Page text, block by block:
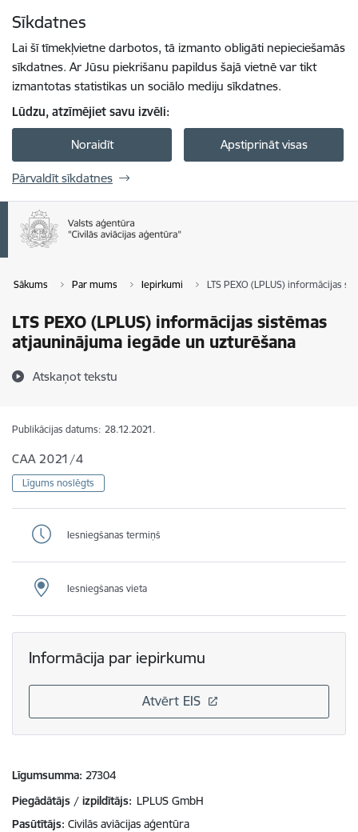
Sīkdatnes
Lai šī tīmekļvietne darbotos, tā izmanto obligāti nepieciešamās
sīkdatnes. Ar Jūsu piekrišanu papildus šajā vietnē var tikt
izmantotas statistikas un sociālo mediju sīkdatnes.
Lūdzu, atzīmējiet savu izvēli:
Noraidīt Apstiprināt visas
Pārvaldīt sīkdatnes
Sākums Par mums Iepirkumi LTS PEXO (LPLUS) informācijas
LTS PEXO (LPLUS) informācijas sistēmas
atjauninājuma iegāde un uzturēšana
Atskaņot tekstu
Publikācijas datums: 28.12.2021.
CAA 2021/4
Līgums noslēgts
Iesniegšanas termiņš
Iesniegšanas vieta
Informācija par iepirkumu
Atvērt EIS
Līgumsumma 27304
Piegādātājs / izpildītājs: LPLUS GmbH
Pasūtītājs Civilās aviācijas aģentūra